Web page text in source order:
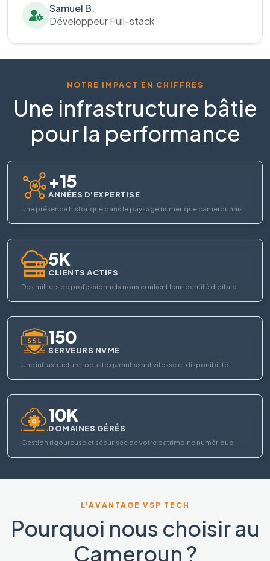
Samuel B.
Développeur Full-stack
NOTRE IMPACT EN CHIFFRES
Une infrastructure bâtie
pour la performance
+15
ANNÉES D'EXPERTISE
Une présence historique dans le paysage numérique camerounais.
5K
CLIENTS ACTIFS
Des milliers de professionnels nous confient leur identité digitale.
150
SERVEURS NVME
Une infrastructure robuste garantissant vitesse et disponibilité.
10K
DOMAINES GÉRÉS
Gestion rigoureuse et sécurisée de votre patrimoine numérique.
L'AVANTAGE VSP TECH
Pourquoi nous choisir au
Cameroun ?